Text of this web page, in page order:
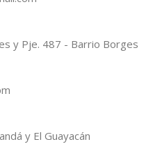
y Pje. 487 - Barrio Borges
y El Guayacán